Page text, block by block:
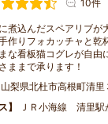
10件
煮込んだスペアリブが
作りフォカッチャと乾
な看板猫コグレが自由
ままで承ります！
山梨県北杜市高根町清
ＪＲ小海線 清里駅